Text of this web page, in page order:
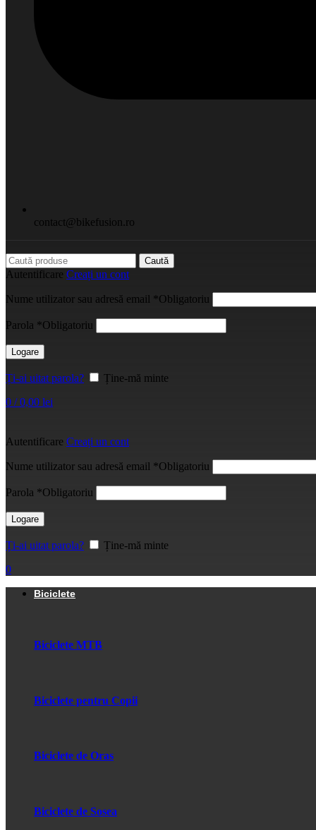
contact@bikefusion.ro
Caută
Autentificare Creați un cont
Nume utilizator sau adresă email *Obligatoriu
Parola *Obligatoriu
Logare
Ți-ai uitat parola?
Ține-mă minte
0 / 0,00 lei
Autentificare Creați un cont
Nume utilizator sau adresă email *Obligatoriu
Parola *Obligatoriu
Logare
Ți-ai uitat parola?
Ține-mă minte
0
Biciclete
Biciclete MTB
Biciclete pentru Copii
Biciclete de Oras
Biciclete de Sosea